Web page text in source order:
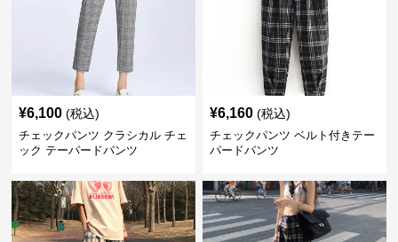
¥6,100 (税込)
チェックパンツ クラシカル チェ
ック テーパードパンツ
¥6,160 (税込)
チェックパンツ ベルト付きテー
パードパンツ